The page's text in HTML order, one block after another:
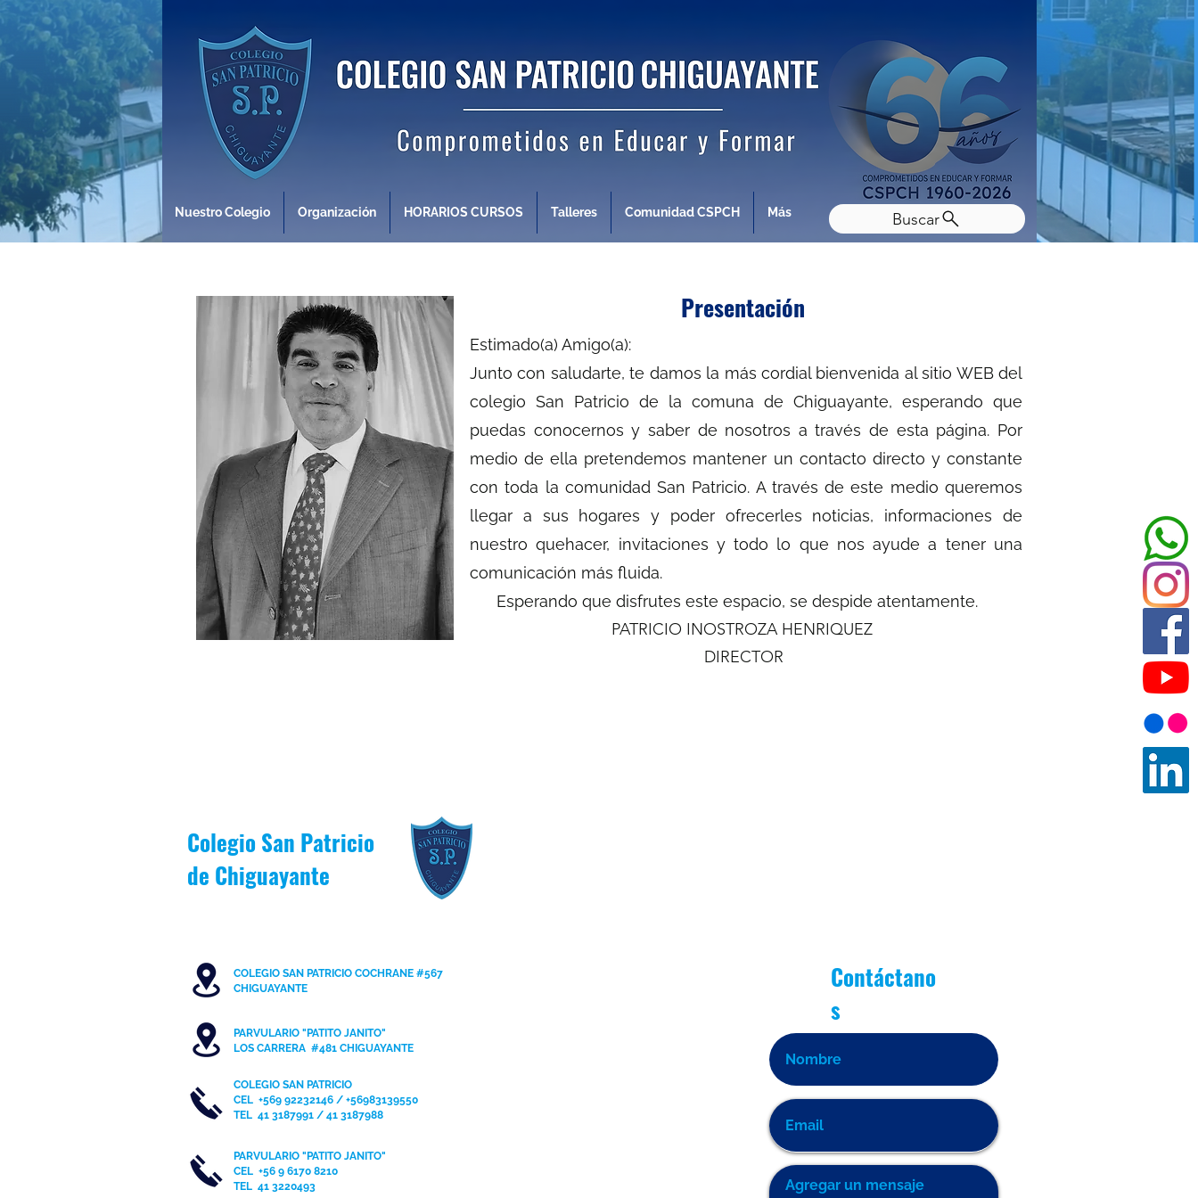
Nuestro Colegio Organización HORARIOS CURSOS Talleres Comunidad CSPCH Más Buscar
Presentación
Estimado(a) Amigo(a):
Junto con saludarte, te damos la más cordial bienvenida al sitio WEB del
colegio San Patricio de la comuna de Chiguayante, esperando que
puedas conocernos y saber de nosotros a través de esta página. Por
medio de ella pretendemos mantener un contacto directo y constante
con toda la comunidad San Patricio. A través de este medio queremos
llegar a sus hogares y poder ofrecerles noticias, informaciones de
nuestro quehacer, invitaciones y todo lo que nos ayude a tener una
comunicación más fluida.
Esperando que disfrutes este espacio, se despide atentamente.
PATRICIO INOSTROZA HENRIQUEZ
DIRECTOR
Colegio San Patricio
de Chiguayante
COLEGIO SAN PATRICIO COCHRANE #567
CHIGUAYANTE
PARVULARIO "PATITO JANITO"
LOS CARRERA #481 CHIGUAYANTE
COLEGIO SAN PATRICIO
CEL +569 92232146 / +56983139550
TEL 41 3187991 / 41 3187988
PARVULARIO "PATITO JANITO"
CEL +56 9 6170 8210
TEL 41 3220493
Contáctano
s